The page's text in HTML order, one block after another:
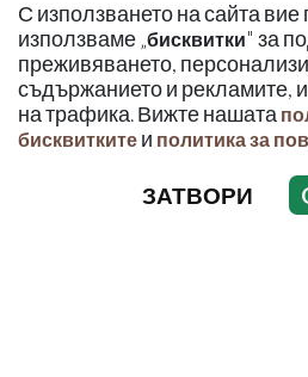
С използването на сайта вие
използваме „бисквитки" за
преживяването,
съдържанието и рекламите,
на трафика. Вижте нашата
бисквитките и политика за
ЗАТВОРИ